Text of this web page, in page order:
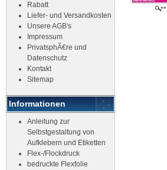
Rabatt
Liefer- und Versandkosten
Unsere AGB's
Impressum
PrivatsphÃ€re und
Datenschutz
Kontakt
Sitemap
Informationen
Anleitung zur
Selbstgestaltung von
Aufklebern und Etiketten
Flex-/Flockdruck
bedruckte Flexfolie